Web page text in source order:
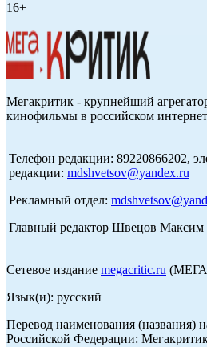
16+
Мегакритик - крупнейший
кинофильмы в российском
Телефон редакции: 89220866202,
редакции: mdshvetsov@yandex.ru
Рекламный отдел:
Главный редактор Швецов
Сетевое издание megacritic.ru
Язык(и): русский
Перевод наименования (названия)
Российской Федерации: